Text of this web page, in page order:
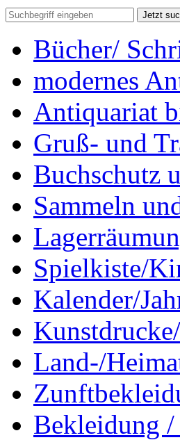
Jetzt
Bücher/
modernes
Antiquariat
Gruß- und
Buchschutz
Sammeln
Spielkiste/
Kalender/
Land-/
Bekleidung /